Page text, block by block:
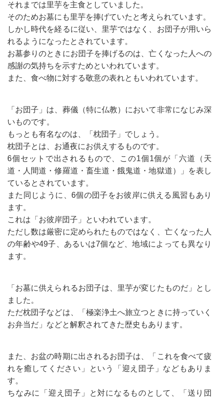
それまでは里芋を主食としていました。
そのためお墓にも里芋を捧げていたと考えられています。
しかし時代を経るに従い、里芋ではなく、お団子が用いら
れるようになったとされています。
お墓参りのときにお団子を捧げるのは、亡くなった人への
感謝の気持ちを示すためといわれています。
また、食べ物に対する敬意の表れともいわれています。
「お団子」は、葬儀（特に仏教）において非常になじみ深
いものです。
もっとも有名なのは、「枕団子」でしょう。
枕団子とは、お通夜にお供えするものです。
6個セットで出されるもので、この1個1個が「六道（天
道・人間道・修羅道・畜生道・餓鬼道・地獄道）」を表し
ているとされています。
また同じように、6個の団子をお彼岸に供える風習もあり
ます。
これは「お彼岸団子」といわれています。
ただし数は厳密に定められたものではなく、亡くなった人
の年齢や49子、あるいは7個など、地域によっても異なり
ます。
「お墓に供えられるお団子は、里芋が変じたものだ」とし
ました。
ただ枕団子などは、「極楽浄土へ旅立つときに持っていく
お弁当だ」などと解釈されてきた歴史もあります。
また、お盆の時期に出されるお団子は、「これを食べて疲
れを癒してください」という「迎え団子」などもありま
す。
ちなみに「迎え団子」と対になるものとして、「送り団